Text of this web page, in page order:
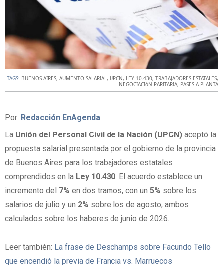
TAGS: BUENOS AIRES, AUMENTO SALARIAL, UPCN, LEY 10.430, TRABAJADORES ESTATALES,
NEGOCIACIóN PARITARIA, PASES A PLANTA
Por: Redacción EnAgenda
La Unión del Personal Civil de la Nación (UPCN) aceptó la
propuesta salarial presentada por el gobierno de la provincia
de Buenos Aires para los trabajadores estatales
comprendidos en la Ley 10.430. El acuerdo establece un
incremento del 7% en dos tramos, con un 5% sobre los
salarios de julio y un 2% sobre los de agosto, ambos
calculados sobre los haberes de junio de 2026.
Leer también: La frase de Deschamps sobre Facundo Tello
que encendió la previa de Francia vs. Marruecos